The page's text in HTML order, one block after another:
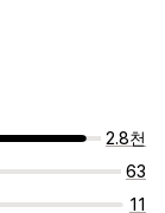
2.8천
63
11